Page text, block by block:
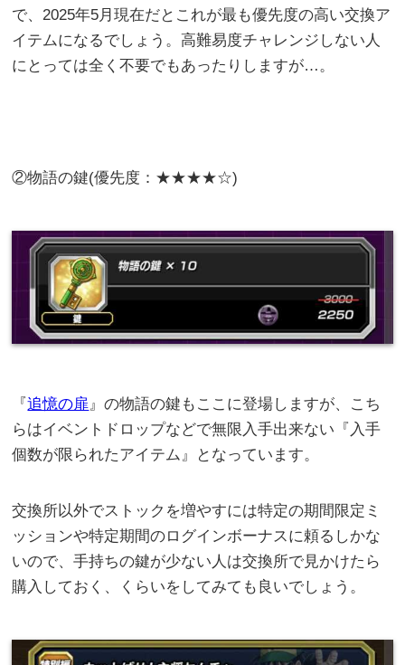
で、2025年5月現在だとこれが最も優先度の高い交換ア
イテムになるでしょう。高難易度チャレンジしない人
にとっては全く不要でもあったりしますが…。
②物語の鍵(優先度：★★★★☆)
『追憶の扉 』の物語の鍵もここに登場しますが、こち
らはイベントドロップなどで無限入手出来ない『入手
個数が限られたアイテム』となっています。
交換所以外でストックを増やすには特定の期間限定ミ
ッションや特定期間のログインボーナスに頼るしかな
いので、手持ちの鍵が少ない人は交換所で見かけたら
購入しておく、くらいをしてみても良いでしょう。